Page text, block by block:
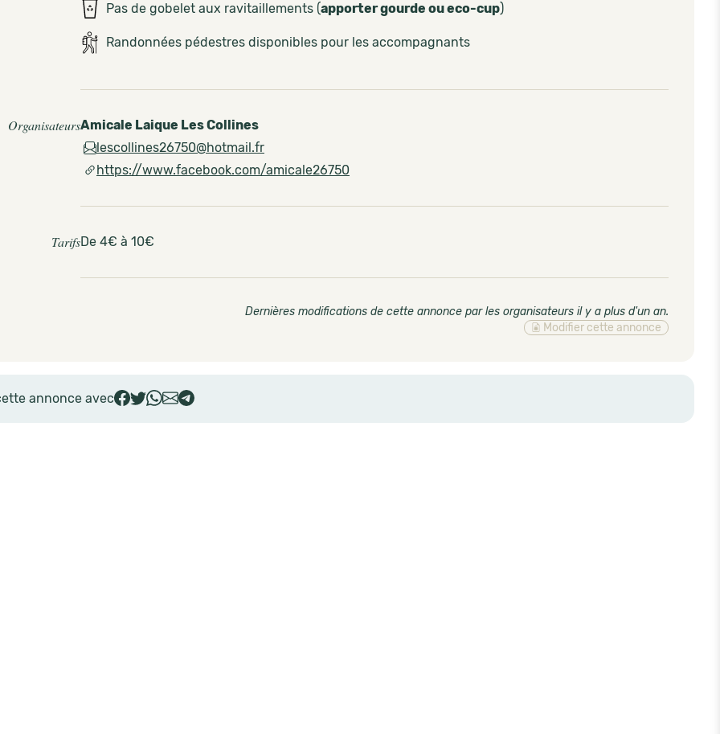
Pas de gobelet aux ravitaillements (apporter gourde ou eco-cup)
Randonnées pédestres disponibles pour les accompagnants
OrganisateursAmicale Laique Les Collines
lescollines26750@hotmail.fr
https://www.facebook.com/amicale26750
TarifsDe 4€ à 10€
Dernières modifications de cette annonce par les organisateurs il y a plus d'un an.
Modifier cette annonce
annonce avec